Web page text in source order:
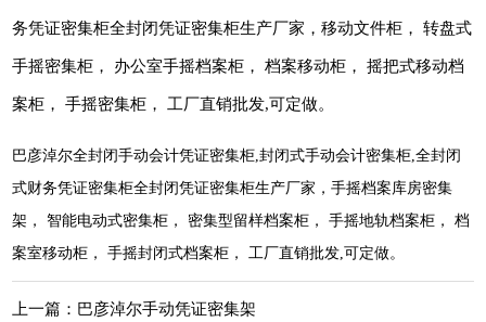
务凭证密集柜全封闭凭证密集柜生产厂家，移动文件柜， 转盘式
手摇密集柜， 办公室手摇档案柜， 档案移动柜， 摇把式移动档
案柜， 手摇密集柜， 工厂直销批发,可定做。
巴彦淖尔全封闭手动会计凭证密集柜,封闭式手动会计密集柜,全封闭
式财务凭证密集柜全封闭凭证密集柜生产厂家，手摇档案库房密集
架， 智能电动式密集柜， 密集型留样档案柜， 手摇地轨档案柜， 档
案室移动柜， 手摇封闭式档案柜， 工厂直销批发,可定做。
上一篇： 巴彦淖尔手动凭证密集架